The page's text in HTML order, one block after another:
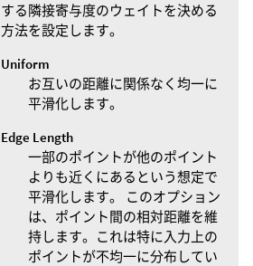
する隣接寄与度のウェイトを決める
方法を設定します。
Uniform
お互いの距離に関係なく均一に
平滑化します。
Edge Length
一部のポイントが他のポイント
よりも近くにあるという想定で
平滑化します。 このオプション
は、ポイント間の相対距離を維
持します。これは特に入力上の
ポイントが不均一に分布してい